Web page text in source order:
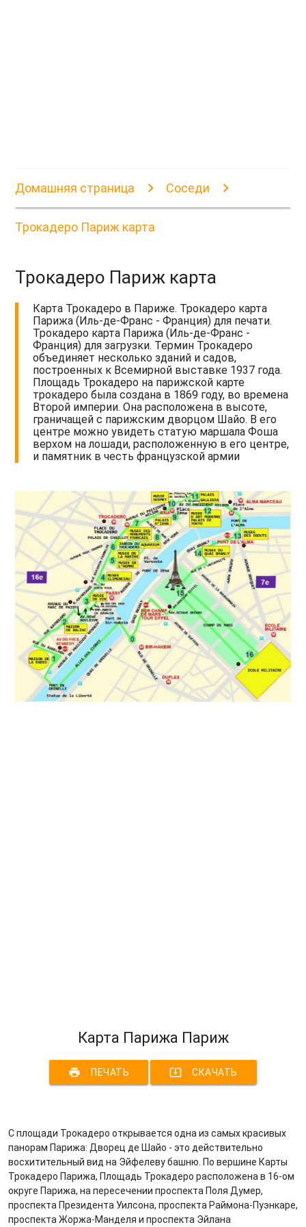
Домашняя страница Соседи
Трокадеро Париж карта
Трокадеро Париж карта
Карта Трокадеро в Париже. Трокадеро карта
Парижа (Иль-де-Франс - Франция) для печати.
Трокадеро карта Парижа (Иль-де-Франс -
Франция) для загрузки. Термин Трокадеро
объединяет несколько зданий и садов,
построенных к Всемирной выставке 1937 года.
Площадь Трокадеро на парижской карте
трокадеро была создана в 1869 году, во времена
Второй империи. Она расположена в высоте,
граничащей с парижским дворцом Шайо. В его
центре можно увидеть статую маршала Фоша
верхом на лошади, расположенную в его центре,
и памятник в честь французской армии
Карта Парижа Париж
print ПЕЧАТЬ system_update_alt СКАЧАТЬ
С площади Трокадеро открывается одна из самых красивых
панорам Парижа: Дворец де Шайо - это действительно
восхитительный вид на Эйфелеву башню. По вершине Карты
Трокадеро Парижа, Площадь Трокадеро расположена в 16-ом
округе Парижа, на пересечении проспекта Поля Думер,
проспекта Президента Уилсона, проспекта Раймона-Пуэнкаре,
проспекта Жоржа-Манделя и проспекта Эйлана